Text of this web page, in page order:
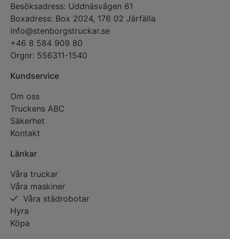
Besöksadress: Uddnäsvägen 61
Boxadress: Box 2024, 176 02 Järfälla
info@stenborgstruckar.se
+46 8 584 909 80
Orgnr: 556311-1540
Kundservice
Om oss
Truckens ABC
Säkerhet
Kontakt
Länkar
Våra truckar
Våra maskiner
Våra städrobotar
Hyra
Köpa